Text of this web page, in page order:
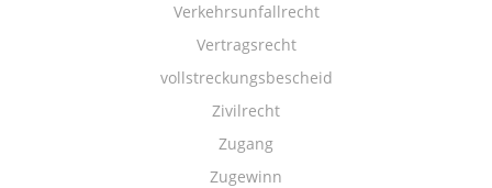
Verkehrsunfallrecht
Vertragsrecht
vollstreckungsbescheid
Zivilrecht
Zugang
Zugewinn